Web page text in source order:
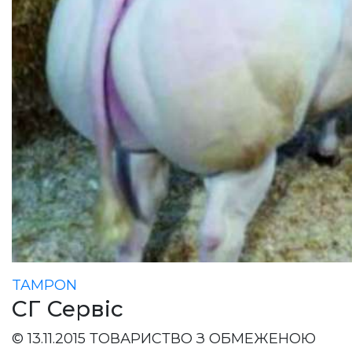
TAMPON
СГ Сервіс
© 13.11.2015 ТОВАРИСТВО З ОБМЕЖЕНОЮ